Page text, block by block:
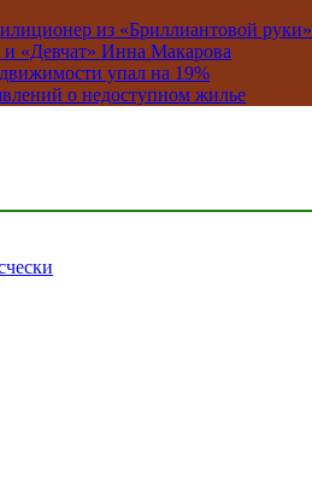
из «Бриллиантовой руки»
и «Девчат» Инна Макарова
упал на 19%
о недоступном жилье